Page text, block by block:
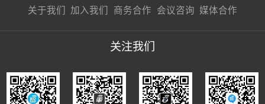
关于我们 加入我们
接扔简历
商务合作
接开聊
会议咨询 媒体合作
接开聊
关注我们